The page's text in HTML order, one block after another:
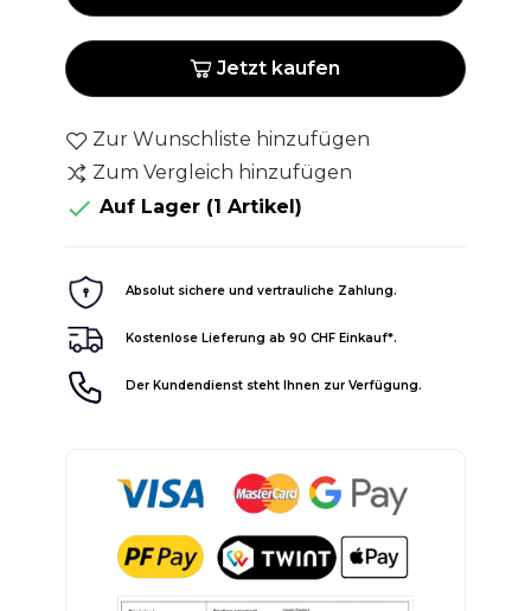
Jetzt kaufen
Zur Wunschliste hinzufügen
Zum Vergleich hinzufügen
 Auf Lager (1 Artikel)
Absolut sichere und vertrauliche Zahlung.
Kostenlose Lieferung ab 90 CHF Einkauf*.
Der Kundendienst steht Ihnen zur Verfügung.